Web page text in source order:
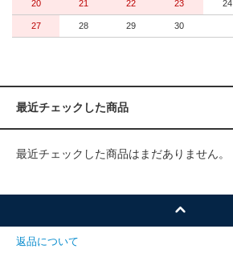
20 21 22 23 24
27 28 29 30
最近チェックした商品
最近チェックした商品はまだありません。
返品について